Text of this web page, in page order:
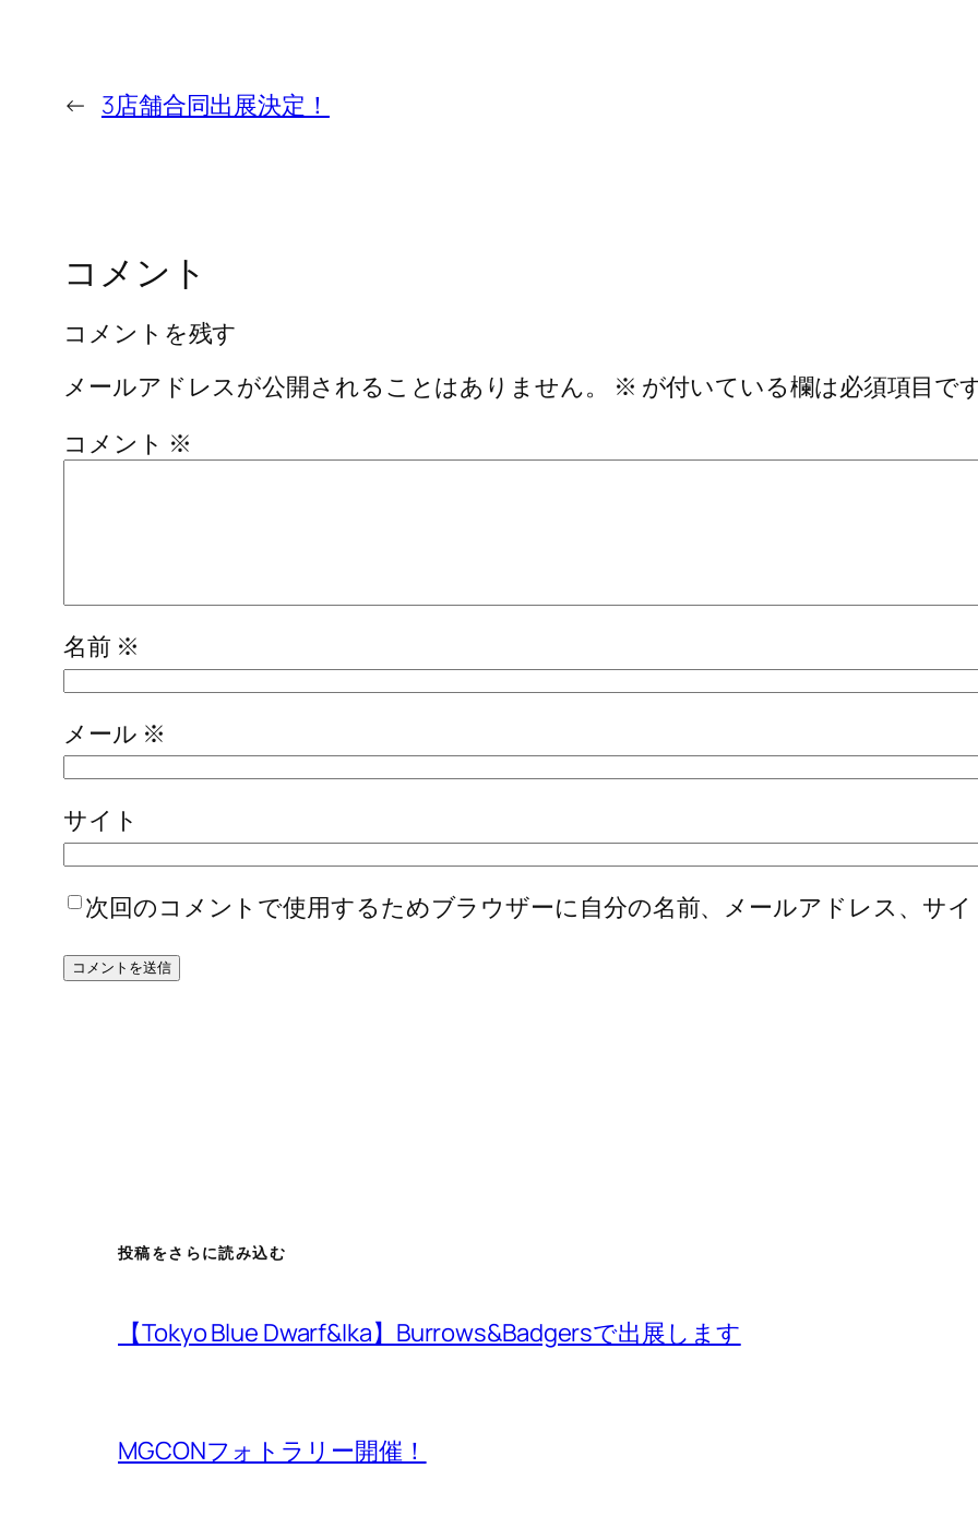
← 3店舗合同出展決定！
コメント
コメントを残す
メールアドレスが公開されることはありません。
※ が付いている欄は必須項目で
コメント ※
名前 ※
メール ※
サイト
次回のコメントで使用するためブラウザーに自分の名前、メールアドレス、サイ
投稿をさらに読み込む
【Tokyo Blue Dwarf&Ika】Burrows&Badgersで出展します
MGCONフォトラリー開催！